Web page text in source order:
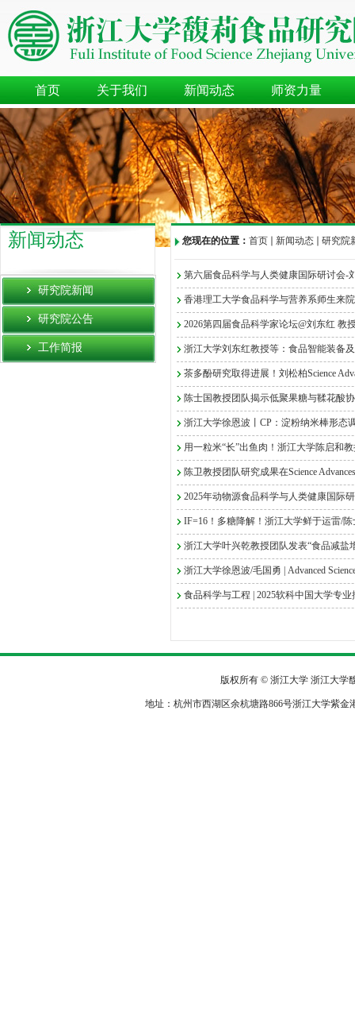
首页 关于我们 新闻动态 师资力量
新闻动态
研究院新闻
研究院公告
工作简报
您现在的位置： 首页 新闻动态 研究院
第六届食品科学与人类健康国际研讨会-
香港理工大学食品科学与营养系师生来
2026第四届食品科学家论坛@刘东红 教
浙江大学刘东红教授等：食品智能装备
茶多酚研究取得进展！刘松柏Science
陈士国教授团队揭示低聚果糖与鞣花酸
浙江大学徐恩波丨CP：淀粉纳米棒形态
用一粒米“长”出鱼肉！浙江大学陈启和
陈卫教授团队研究成果在Science
2025年动物源食品科学与人类健康国际
IF=16！多糖降解！浙江大学鲜于运雷/
浙江大学叶兴乾教授团队发表“食品减盐
浙江大学徐恩波/毛国勇 | Advanced
食品科学与工程 | 2025软科中国大学专业
版权所有 © 浙江大学 浙江大学
地址：杭州市西湖区余杭塘路866号浙江大学紫金